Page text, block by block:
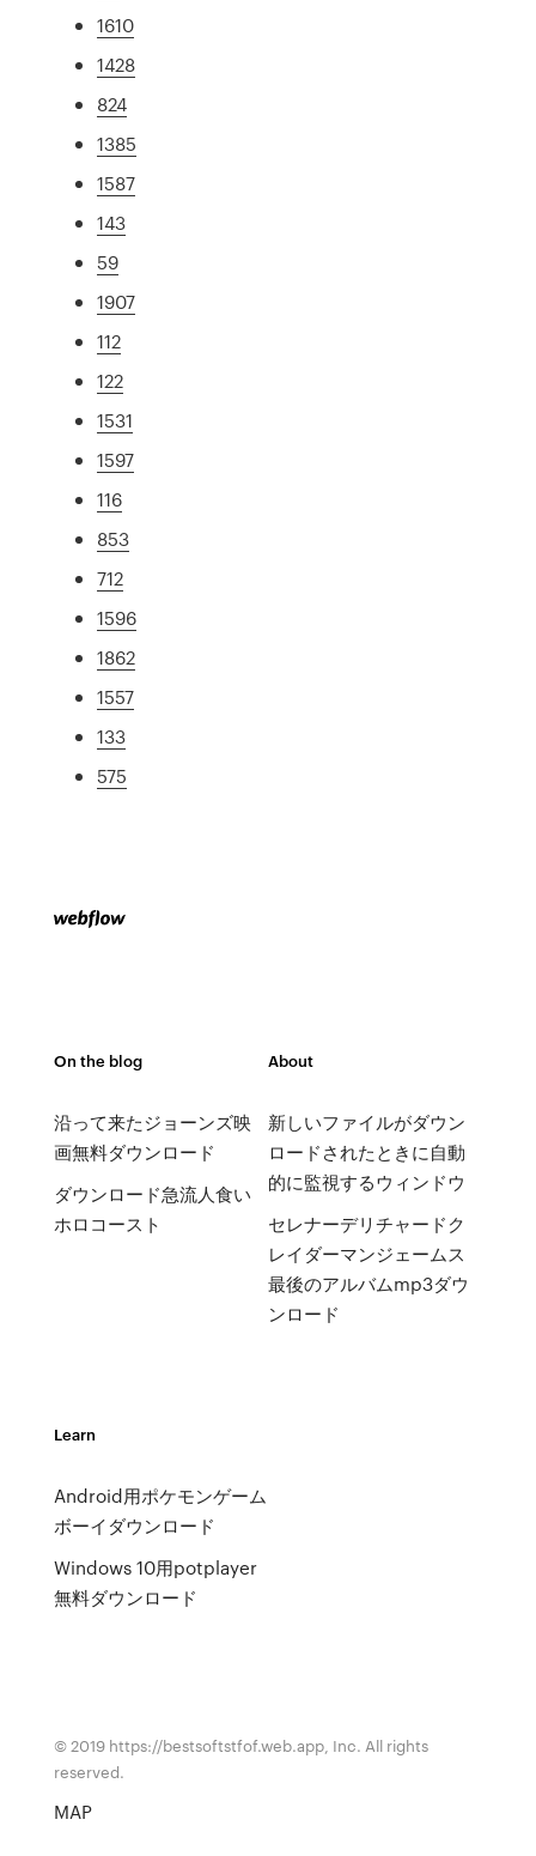
1610
1428
824
1385
1587
143
59
1907
112
122
1531
1597
116
853
712
1596
1862
1557
133
575
On the blog
沿って来たジョーンズ映
画無料ダウンロード
ダウンロード急流人食い
ホロコースト
About
新しいファイルがダウン
ロードされたときに自動
的に監視するウィンドウ
セレナーデリチャードク
レイダーマンジェームス
最後のアルバムmp3ダウ
ンロード
Learn
Android用ポケモンゲーム
ボーイダウンロード
Windows 10用potplayer
無料ダウンロード
© 2019 https://bestsoftstfof.web.app, Inc. All rights
reserved.
MAP